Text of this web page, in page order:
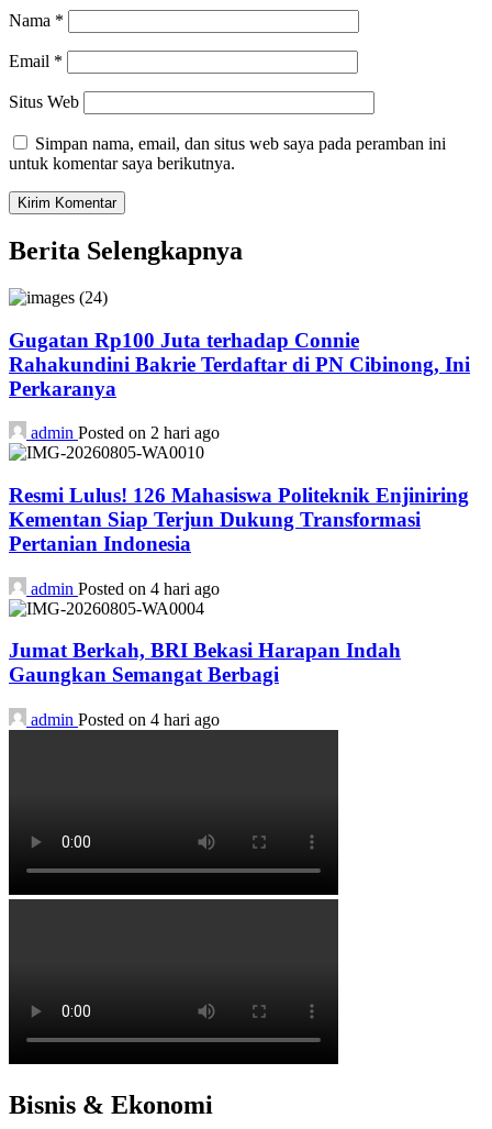
Nama *
Email *
Situs Web
Simpan nama, email, dan situs web saya pada peramban ini
untuk komentar saya berikutnya.
Berita Selengkapnya
Gugatan Rp100 Juta terhadap Connie
Rahakundini Bakrie Terdaftar di PN Cibinong, Ini
Perkaranya
admin Posted on 2 hari ago
Resmi Lulus! 126 Mahasiswa Politeknik Enjiniring
Kementan Siap Terjun Dukung Transformasi
Pertanian Indonesia
admin Posted on 4 hari ago
Jumat Berkah, BRI Bekasi Harapan Indah
Gaungkan Semangat Berbagi
admin Posted on 4 hari ago
Bisnis & Ekonomi